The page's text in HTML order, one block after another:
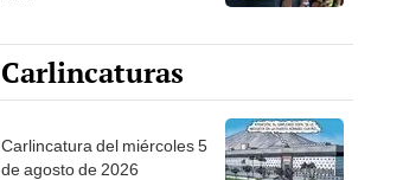
Carlincaturas
Carlincatura del miércoles 5
de agosto de 2026